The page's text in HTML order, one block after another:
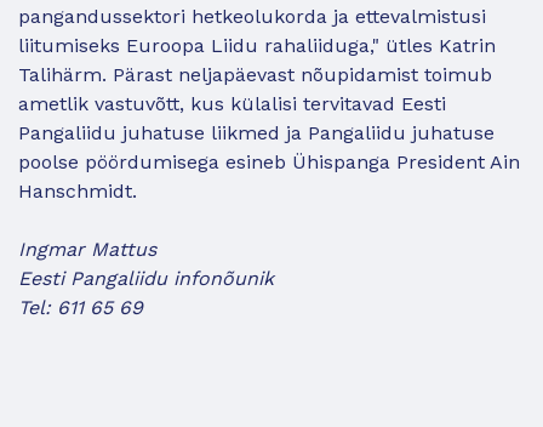
pangandussektori hetkeolukorda ja ettevalmistusi
liitumiseks Euroopa Liidu rahaliiduga," ütles Katrin
Talihärm. Pärast neljapäevast nõupidamist toimub
ametlik vastuvõtt, kus külalisi tervitavad Eesti
Pangaliidu juhatuse liikmed ja Pangaliidu juhatuse
poolse pöördumisega esineb Ühispanga President Ain
Hanschmidt.
Ingmar Mattus
Eesti Pangaliidu infonõunik
Tel: 611 65 69